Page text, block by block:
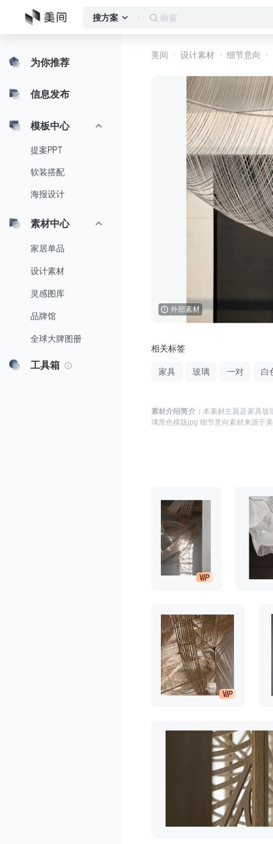
搜方案 客厅
为你推荐
信息发布
模板中心
提案PPT
软装搭配
海报设计
素材中心
家居单品
设计素材
灵感图库
品牌馆
全球大牌图册
工具箱
美间 设计素材 细节意向
外部素材
相关标签
家具 玻璃 一对 白
素材介绍简介： 本素材主题是家具玻
璃黑色横版jpg 细节意向素材来源于